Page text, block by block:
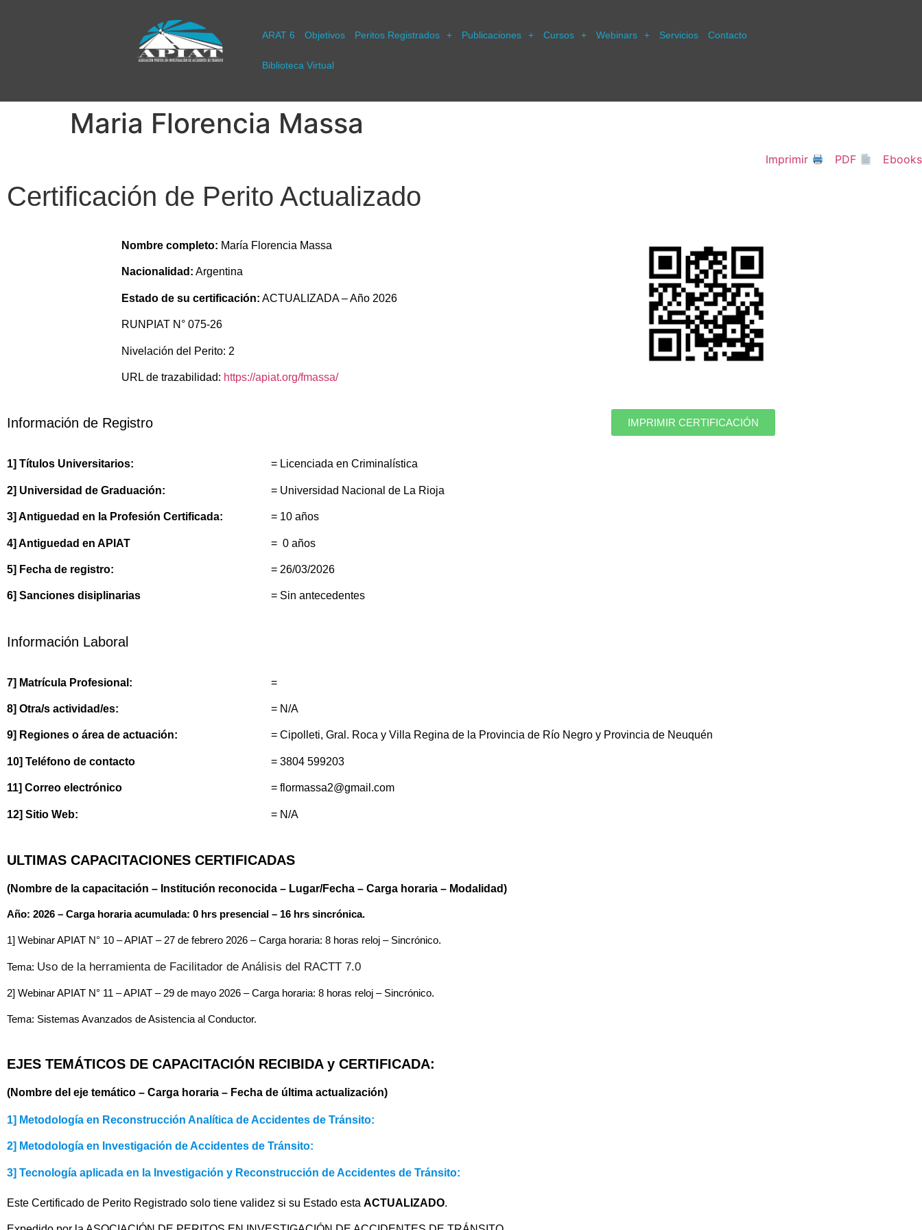
ARAT 6 Objetivos Peritos Registrados Publicaciones Cursos Webinars Servicios Contacto
Biblioteca Virtual
Maria Florencia Massa
Imprimir PDF Ebooks
Certificación de Perito Actualizado
Nombre completo: María Florencia Massa
Nacionalidad: Argentina
Estado de su certificación: ACTUALIZADA – Año 2026
RUNPIAT N° 075-26
Nivelación del Perito: 2
URL de trazabilidad: https://apiat.org/fmassa/
Información de Registro IMPRIMIR CERTIFICACIÓN
1] Títulos Universitarios:
2] Universidad de Graduación:
3] Antiguedad en la Profesión Certificada:
4] Antiguedad en APIAT
5] Fecha de registro:
6] Sanciones disiplinarias
= Licenciada en Criminalística
= Universidad Nacional de La Rioja
= 10 años
= 0 años
= 26/03/2026
= Sin antecedentes
Información Laboral
7] Matrícula Profesional:
8] Otra/s actividad/es:
9] Regiones o área de actuación:
10] Teléfono de contacto
11] Correo electrónico
12] Sitio Web:
=
= N/A
= Cipolleti, Gral. Roca y Villa Regina de la Provincia de Río Negro y Provincia de Neuquén
= 3804 599203
= flormassa2@gmail.com
= N/A
ULTIMAS CAPACITACIONES CERTIFICADAS
(Nombre de la capacitación – Institución reconocida – Lugar/Fecha – Carga horaria – Modalidad)
Año: 2026 – Carga horaria acumulada: 0 hrs presencial – 16 hrs sincrónica.
1] Webinar APIAT N° 10 – APIAT – 27 de febrero 2026 – Carga horaria: 8 horas reloj – Sincrónico.
Tema: Uso de la herramienta de Facilitador de Análisis del RACTT 7.0
2] Webinar APIAT N° 11 – APIAT – 29 de mayo 2026 – Carga horaria: 8 horas reloj – Sincrónico.
Tema: Sistemas Avanzados de Asistencia al Conductor.
EJES TEMÁTICOS DE CAPACITACIÓN RECIBIDA y CERTIFICADA:
(Nombre del eje temático – Carga horaria – Fecha de última actualización)
1] Metodología en Reconstrucción Analítica de Accidentes de Tránsito:
2] Metodología en Investigación de Accidentes de Tránsito:
3] Tecnología aplicada en la Investigación y Reconstrucción de Accidentes de Tránsito:
Este Certificado de Perito Registrado solo tiene validez si su Estado esta ACTUALIZADO.